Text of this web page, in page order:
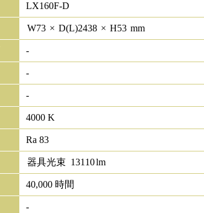
LX160F-D
W73 × D(L)2438 × H53 mm
-
-
-
4000 K
Ra 83
器具光束 13110lm
40,000 時間
-